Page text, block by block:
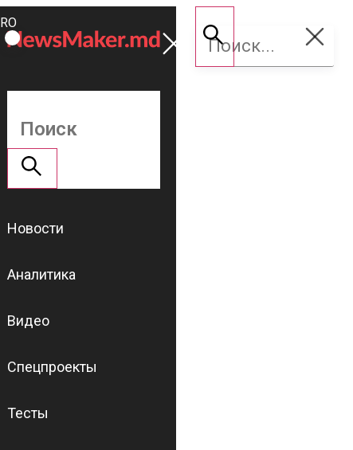
ROMÂNĂ
RU
Поддержать
NM
Новости
Аналитика
Видео
Спецпроекты
Тесты